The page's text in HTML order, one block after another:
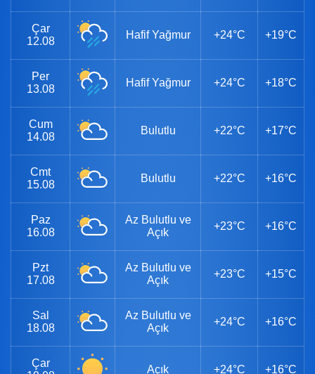
Çar
12.08
Hafif Yağmur +24°C +19°C
Per
13.08
Hafif Yağmur +24°C +18°C
Cum
14.08
Bulutlu +22°C +17°C
Cmt
15.08
Bulutlu +22°C +16°C
Paz
16.08
Az Bulutlu ve
Açık
+23°C +16°C
Pzt
17.08
Az Bulutlu ve
Açık
+23°C +15°C
Sal
18.08
Az Bulutlu ve
Açık
+24°C +16°C
Çar
Açık +24°C +16°C